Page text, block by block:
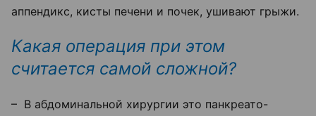
аппендикс, кисты печени и почек, ушивают грыжи.
Какая операция при этом
считается самой сложной?
– В абдоминальной хирургии это панкреато-